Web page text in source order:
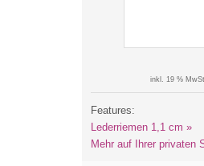
inkl. 19 %
Features:
Lederriemen 1,1 cm »
Mehr auf Ihrer privaten